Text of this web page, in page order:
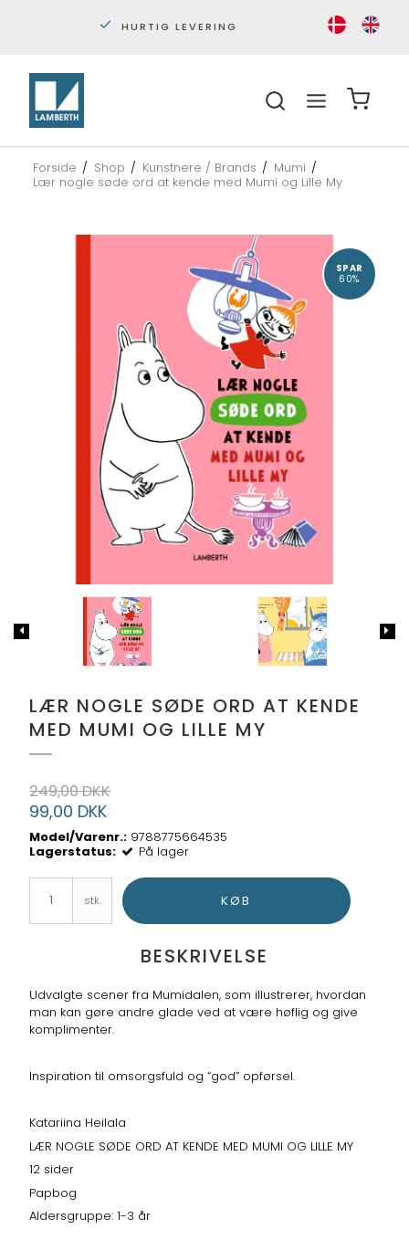
HURTIG LEVERING
Forside / Shop / Kunstnere / Brands / Mumi /
Lær nogle søde ord at kende med Mumi og Lille My
SPAR
60%
LÆR NOGLE SØDE ORD AT KENDE
MED MUMI OG LILLE MY
249,00 DKK
99,00 DKK
Model/Varenr.: 9788775664535
Lagerstatus:
På lager
stk. KØB
BESKRIVELSE
Udvalgte scener fra Mumidalen, som illustrerer, hvordan
man kan gøre andre glade ved at være høflig og give
komplimenter.
Inspiration til omsorgsfuld og “god” opførsel.
Katariina Heilala
LÆR NOGLE SØDE ORD AT KENDE MED MUMI OG LILLE MY
12 sider
Papbog
Aldersgruppe: 1-3 år